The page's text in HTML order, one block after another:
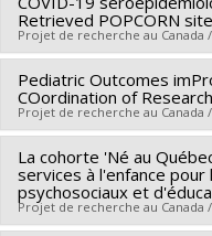
Kieran John O'Donnell ,
Sources de financement :
santé du Canada
Programmes de
fonctionnement (COVID-
santé du Canada
Programmes de
Projet
Retrieved POPCORN
Projet de recherche au Canada /
Chercheur principal :
Co-chercheurs : Sylvana
Olivier Drouin,Soren
Marc Andre Langlois,
,Anne-Claude Gingras,
Dugas, Peter Szatmari,
Pediatric Outcomes
COordination of
Projet de recherche au Canada /
Chercheur principal :
Co-chercheurs : Sylvana
Emeriaud,Fatima Kakkar
La cohorte 'Né au
services à l'enfance
psychosociaux et
Projet de recherche au Canada /